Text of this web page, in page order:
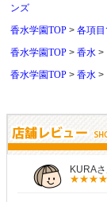
ンズ
香水学園TOP
各項
香水学園TOP
香水
香水学園TOP
香水